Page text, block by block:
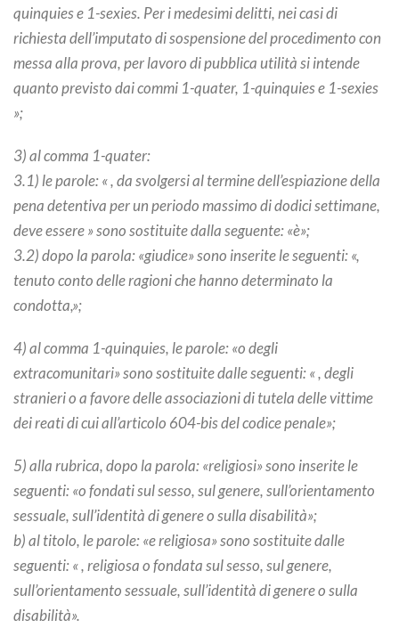
quinquies e 1-sexies. Per i medesimi delitti, nei casi di
richiesta dell’imputato di sospensione del procedimento con
messa alla prova, per lavoro di pubblica utilità si intende
quanto previsto dai commi 1-quater, 1-quinquies e 1-sexies
»;
3) al comma 1-quater:
3.1) le parole: « , da svolgersi al termine dell’espiazione della
pena detentiva per un periodo massimo di dodici settimane,
deve essere » sono sostituite dalla seguente: «è»;
3.2) dopo la parola: «giudice» sono inserite le seguenti: «,
tenuto conto delle ragioni che hanno determinato la
condotta,»;
4) al comma 1-quinquies, le parole: «o degli
extracomunitari» sono sostituite dalle seguenti: « , degli
stranieri o a favore delle associazioni di tutela delle vittime
dei reati di cui all’articolo 604-bis del codice penale»;
5) alla rubrica, dopo la parola: «religiosi» sono inserite le
seguenti: «o fondati sul sesso, sul genere, sull’orientamento
sessuale, sull’identità di genere o sulla disabilità»;
b) al titolo, le parole: «e religiosa» sono sostituite dalle
seguenti: « , religiosa o fondata sul sesso, sul genere,
sull’orientamento sessuale, sull’identità di genere o sulla
disabilità».